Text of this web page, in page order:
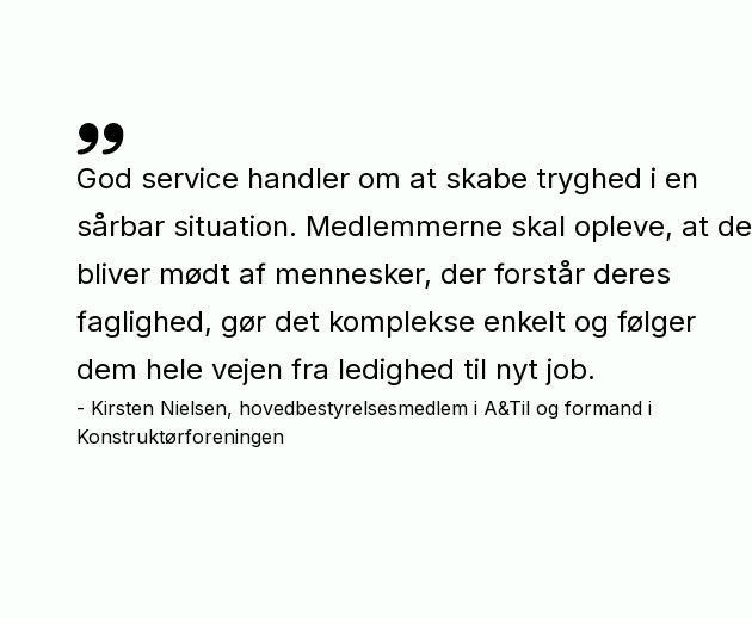
God service handler om at skabe tryghed i en
sårbar situation. Medlemmerne skal opleve, at de
bliver mødt af mennesker, der forstår deres
faglighed, gør det komplekse enkelt og følger
dem hele vejen fra ledighed til nyt job.
Kirsten Nielsen, hovedbestyrelsesmedlem i A&Til og formand i
Konstruktørforeningen